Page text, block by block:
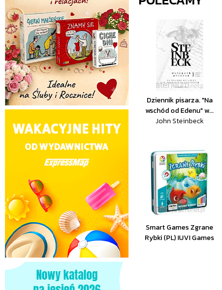
Dziennik pisarza. "Na
wschód od Edenu" w...
John Steinbeck
Smart Games Zgrane
Rybki (PL) IUVI Games